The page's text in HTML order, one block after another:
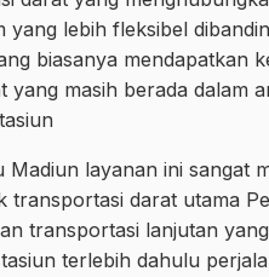
lebih fleksibel
biasanya mendapatkan
masih berada dalam
layanan ini sangat
transportasi darat utama
transportasi lanjutan
terlebih dahulu